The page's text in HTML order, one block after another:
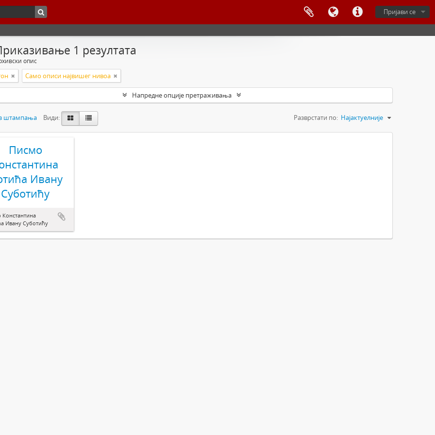
Пријави се
1 резултата
опис
Само описи највишег нивоа
Напредне опције претраживања
штампања Види: Разврстати по: Најактуелније
Писмо
Ивану
Суботићу
Константина
Ивану Суботићу